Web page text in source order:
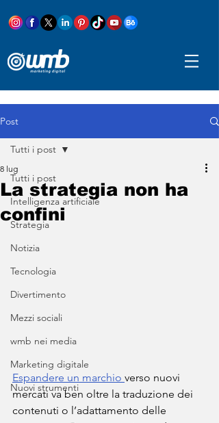
Post
Tutti i post
Intelligenza artificiale
Strategia
Notizia
Tecnologia
Divertimento
Mezzi sociali
wmb nei media
Marketing digitale
Nuovi strumenti
Tutti i post
La strategia non ha
confini
8 lug
Espandere un marchio verso nuovi
mercati va ben oltre la traduzione dei
contenuti o l’adattamento delle